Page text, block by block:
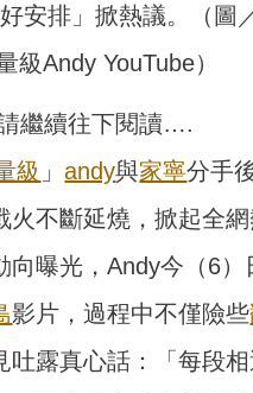
好安排」掀熱議。（圖
級Andy YouTube）
繼續往下閱讀….
級 」andy與家寧分手
不斷延燒，掀起全網
向曝光，Andy今（6）
影片，過程中不僅險些
吐露真心話：「每段